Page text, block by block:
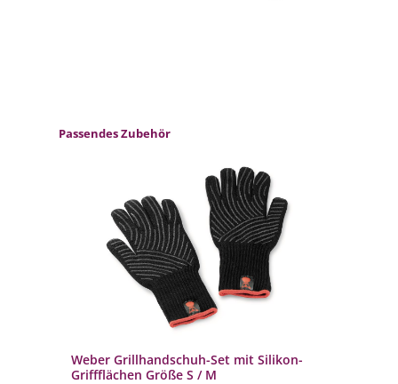
Produktgalerie überspringen
Passendes Zubehör
Weber Grillhandschuh-Set mit Silikon-
Griffflächen Größe S / M